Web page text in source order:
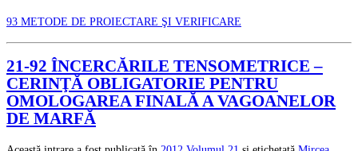
93 METODE DE PROIECTARE ŞI VERIFICARE
21-92 ÎNCERCĂRILE TENSOMETRICE –
CERINŢĂ OBLIGATORIE PENTRU
OMOLOGAREA FINALĂ A VAGOANELOR
DE MARFĂ